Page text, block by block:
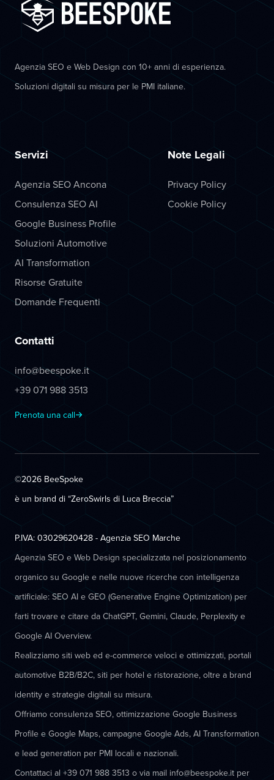
Agenzia SEO e Web Design con 10+ anni di esperienza.
Soluzioni digitali su misura per le PMI italiane.
Servizi
Agenzia SEO Ancona
Consulenza SEO AI
Google Business Profile
Soluzioni Automotive
AI Transformation
Risorse Gratuite
Domande Frequenti
Note Legali
Privacy Policy
Cookie Policy
Contatti
info@beespoke.it
+39 071 988 3513
Prenota una call
©2026 BeeSpoke
è un brand di “ZeroSwirls di Luca Breccia”
P.IVA: 03029620428 - Agenzia SEO Marche
Agenzia SEO e Web Design specializzata nel posizionamento
organico su Google e nelle nuove ricerche con intelligenza
artificiale: SEO AI e GEO (Generative Engine Optimization) per
farti trovare e citare da ChatGPT, Gemini, Claude, Perplexity e
Google AI Overview.
Realizziamo siti web ed e-commerce veloci e ottimizzati, portali
automotive B2B/B2C, siti per hotel e ristorazione, oltre a brand
identity e strategie digitali su misura.
Offriamo consulenza SEO, ottimizzazione Google Business
Profile e Google Maps, campagne Google Ads, AI Transformation
e lead generation per PMI locali e nazionali.
Contattaci al +39 071 988 3513 o via mail info@beespoke.it per